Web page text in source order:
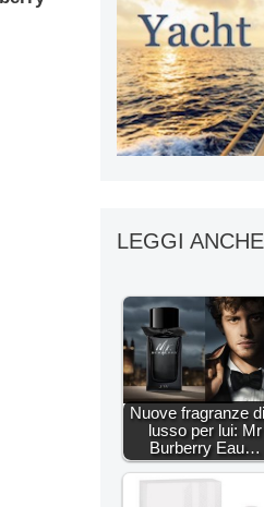
LEGGI
Nuove fragranze
lusso per lui: Mr
Burberry Eau…